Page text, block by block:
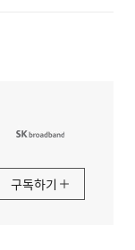
구독하기